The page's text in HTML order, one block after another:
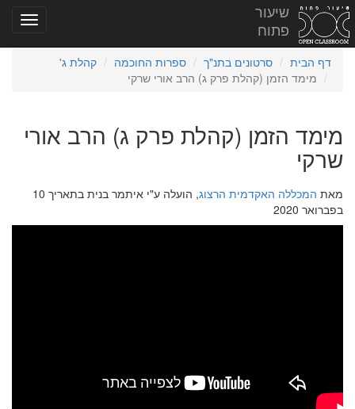
שיעור
פתוח
דף הבית סרטונים בתנ"ך ספרות החוכמה
קהלת ג'
מימד הזמן (קהלת פרק ג) הרב אורי שרקי
מימד הזמן (קהלת פרק ג) הרב אורי
שרקי
מאת המכללה האקדמית הרצוג
, הועלה ע"י איתמר בנית בתאריך 10
בפברואר 2020